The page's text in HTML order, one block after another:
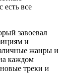
есть все
завоевал
и
жанры и
каждом
треки и